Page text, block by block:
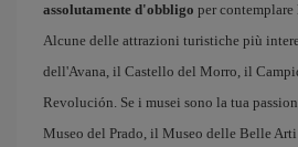
assolutamente d'obbligo per
Alcune delle attrazioni turistiche più
dell'Avana, il Castello del Morro, il
Revolución. Se i musei sono la tua
Museo del Prado, il Museo delle Belle